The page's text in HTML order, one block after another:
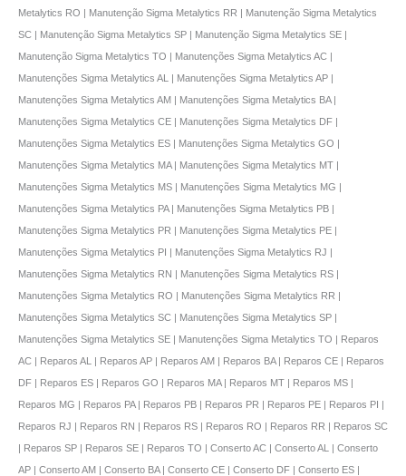
Metalytics RO | Manutenção Sigma Metalytics RR | Manutenção Sigma Metalytics
SC | Manutenção Sigma Metalytics SP | Manutenção Sigma Metalytics SE |
Manutenção Sigma Metalytics TO | Manutenções Sigma Metalytics AC |
Manutenções Sigma Metalytics AL | Manutenções Sigma Metalytics AP |
Manutenções Sigma Metalytics AM | Manutenções Sigma Metalytics BA |
Manutenções Sigma Metalytics CE | Manutenções Sigma Metalytics DF |
Manutenções Sigma Metalytics ES | Manutenções Sigma Metalytics GO |
Manutenções Sigma Metalytics MA | Manutenções Sigma Metalytics MT |
Manutenções Sigma Metalytics MS | Manutenções Sigma Metalytics MG |
Manutenções Sigma Metalytics PA | Manutenções Sigma Metalytics PB |
Manutenções Sigma Metalytics PR | Manutenções Sigma Metalytics PE |
Manutenções Sigma Metalytics PI | Manutenções Sigma Metalytics RJ |
Manutenções Sigma Metalytics RN | Manutenções Sigma Metalytics RS |
Manutenções Sigma Metalytics RO | Manutenções Sigma Metalytics RR |
Manutenções Sigma Metalytics SC | Manutenções Sigma Metalytics SP |
Manutenções Sigma Metalytics SE | Manutenções Sigma Metalytics TO | Reparos
AC | Reparos AL | Reparos AP | Reparos AM | Reparos BA | Reparos CE | Reparos
DF | Reparos ES | Reparos GO | Reparos MA | Reparos MT | Reparos MS |
Reparos MG | Reparos PA | Reparos PB | Reparos PR | Reparos PE | Reparos PI |
Reparos RJ | Reparos RN | Reparos RS | Reparos RO | Reparos RR | Reparos SC
| Reparos SP | Reparos SE | Reparos TO | Conserto AC | Conserto AL | Conserto
AP | Conserto AM | Conserto BA | Conserto CE | Conserto DF | Conserto ES |